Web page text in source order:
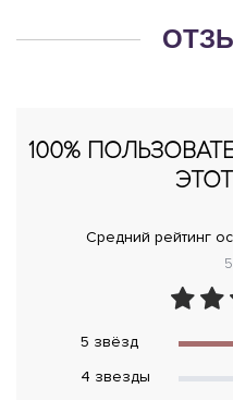
100%
Средний рейтинг
5 звёзд
4 звeзды